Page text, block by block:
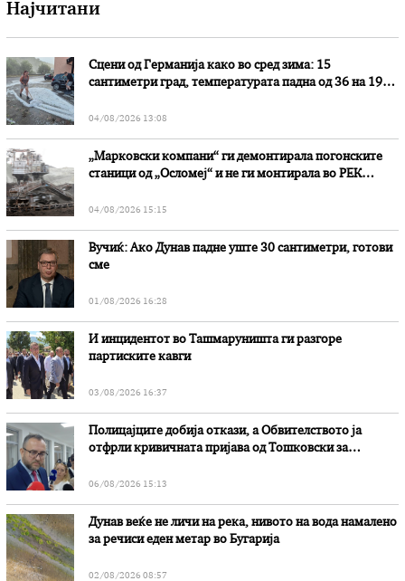
Најчитани
Сцени од Германија како во сред зима: 15
сантиметри град, температурата падна од 36 на 19
04/08/2026 13:08
„Марковски компани“ ги демонтирала погонските
станици од „Осломеј“ и не ги монтирала во РЕК
04/08/2026 15:15
Вучиќ: Ако Дунав падне уште 30 сантиметри, готови
сме
01/08/2026 16:28
И инцидентот во Ташмаруништa ги разгоре
партиските кавги
03/08/2026 16:37
Полицајците добија откази, а Обвителството ја
отфрли кривичната пријава од Тошковски за
06/08/2026 15:13
Дунав веќе не личи на река, нивото на вода намалено
за речиси еден метар во Бугарија
02/08/2026 08:57